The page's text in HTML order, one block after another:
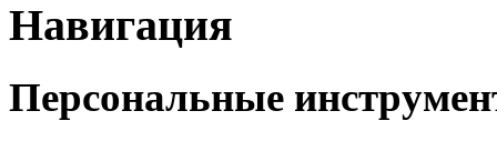
Навигация
Персональные